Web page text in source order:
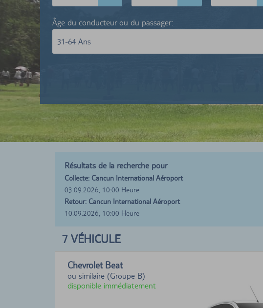
Âge du conducteur ou du passager:
31-64 Ans
Résultats de la recherche pour
Collecte: Cancun International Aéroport
03.09.2026, 10:00 Heure
Retour: Cancun International Aéroport
10.09.2026, 10:00 Heure
7 VÉHICULE
Chevrolet Beat
ou similaire (Groupe B)
disponible immédiatement